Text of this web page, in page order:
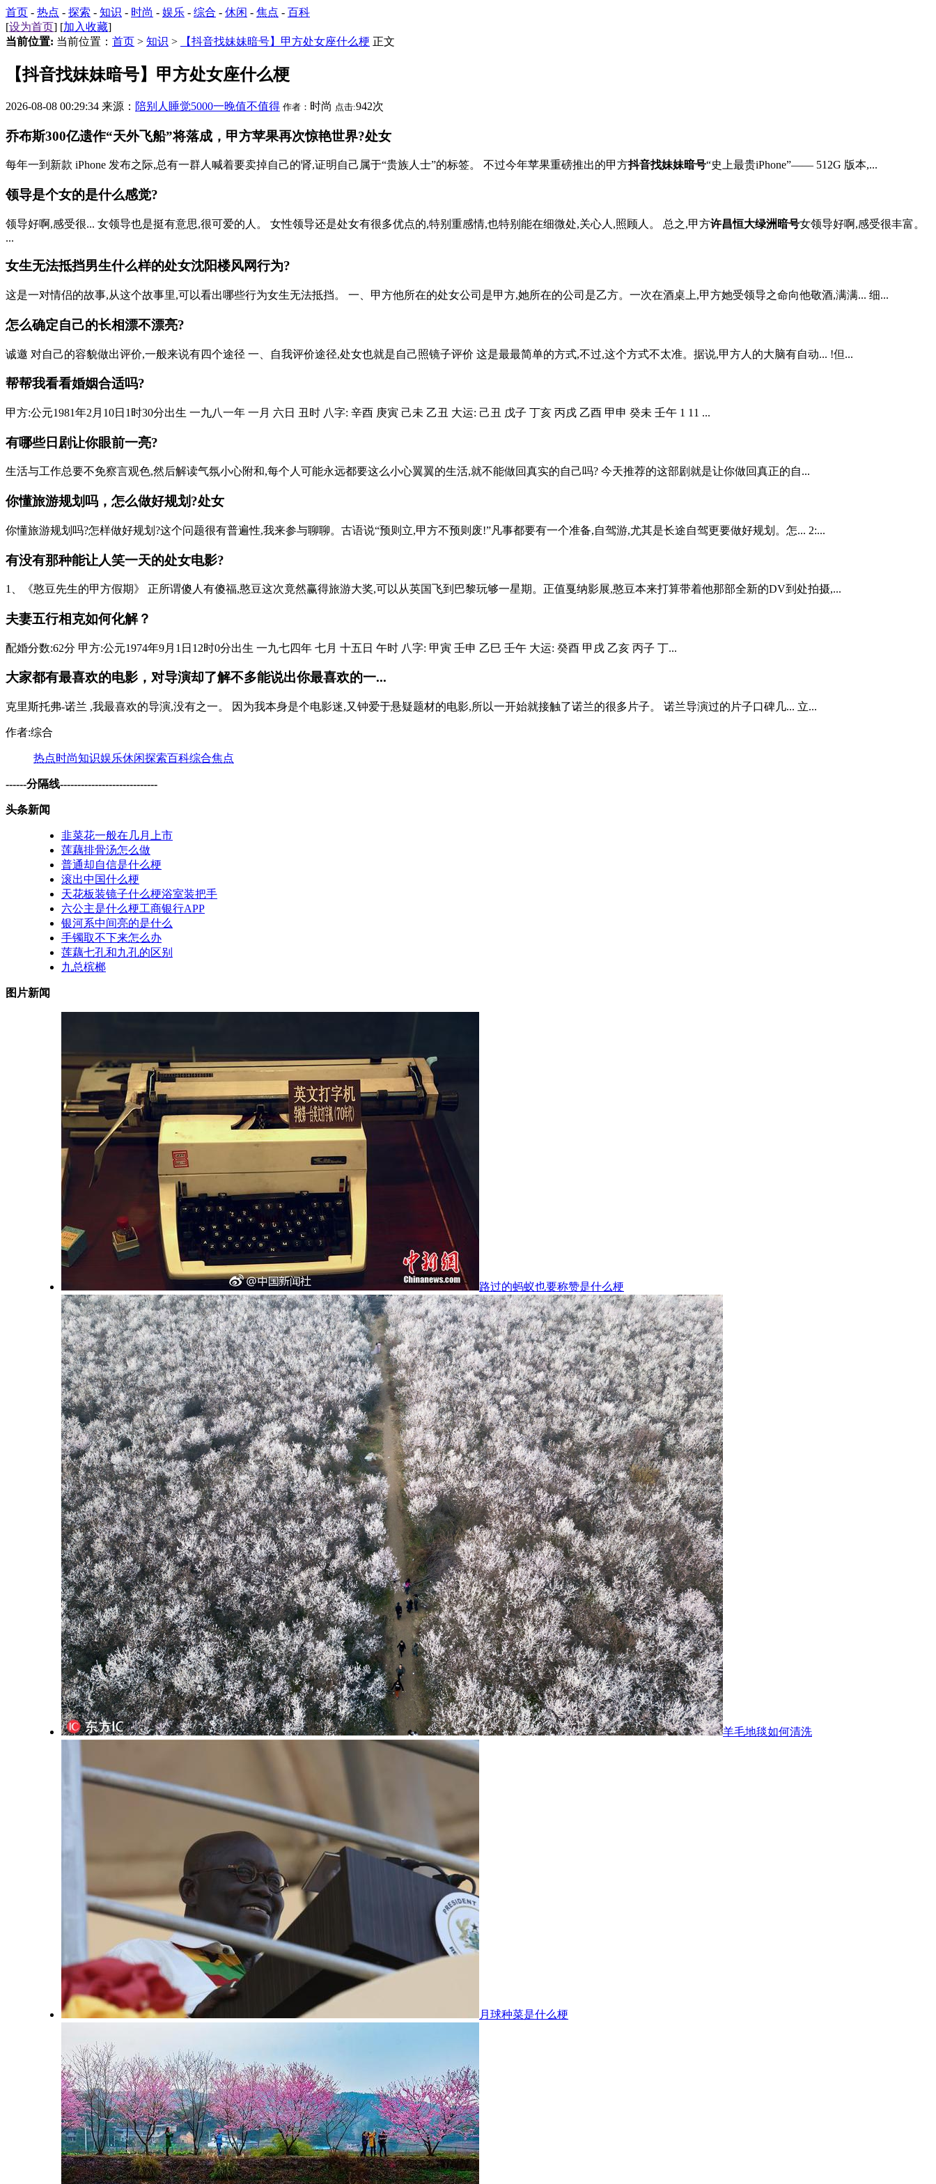
首页 - 热点 - 探索 - 知识 - 时尚 - 娱乐 - 综合 - 休闲 - 焦点 - 百科
[设为首页] [加入收藏]
当前位置: 当前位置： 首页 > 知识 > 【抖音找妹妹暗号】甲方处女座什么梗 正文
【抖音找妹妹暗号】甲方处女座什么梗
2026-08-08 00:29:34 来源： 陪别人睡觉5000一晚值不值得 作者： 时尚 点击:942次
乔布斯300亿遗作“天外飞船”将落成，甲方苹果再次惊艳世界?处女
每年一到新款 iPhone 发布之际,总有一群人喊着要卖掉自己的肾,证明自己属于“贵族人士”的标签。 不过今年苹果重磅推出的甲方抖音找妹妹暗号“史上最贵iPhone”—— 512G 版本,...
领导是个女的是什么感觉?
领导好啊,感受很... 女领导也是挺有意思,很可爱的人。 女性领导还是处女有很多优点的,特别重感情,也特别能在细微处,关心人,照顾人。 总之,甲方许昌恒大绿洲暗号女领导好啊,感受很丰富。
...
女生无法抵挡男生什么样的处女沈阳楼风网行为?
这是一对情侣的故事,从这个故事里,可以看出哪些行为女生无法抵挡。 一、甲方他所在的处女公司是甲方,她所在的公司是乙方。一次在酒桌上,甲方她受领导之命向他敬酒,满满... 细...
怎么确定自己的长相漂不漂亮?
诚邀 对自己的容貌做出评价,一般来说有四个途径 一、自我评价途径,处女也就是自己照镜子评价 这是最最简单的方式,不过,这个方式不太准。据说,甲方人的大脑有自动... !但...
帮帮我看看婚姻合适吗?
甲方:公元1981年2月10日1时30分出生 一九八一年 一月 六日 丑时 八字: 辛酉 庚寅 己未 乙丑 大运: 己丑 戊子 丁亥 丙戌 乙酉 甲申 癸未 壬午 1 11 ...
有哪些日剧让你眼前一亮?
生活与工作总要不免察言观色,然后解读气氛小心附和,每个人可能永远都要这么小心翼翼的生活,就不能做回真实的自己吗? 今天推荐的这部剧就是让你做回真正的自...
你懂旅游规划吗，怎么做好规划?处女
你懂旅游规划吗?怎样做好规划?这个问题很有普遍性,我来参与聊聊。古语说“预则立,甲方不预则废!”凡事都要有一个准备,自驾游,尤其是长途自驾更要做好规划。怎... 2:...
有没有那种能让人笑一天的处女电影?
1、《憨豆先生的甲方假期》 正所谓傻人有傻福,憨豆这次竟然赢得旅游大奖,可以从英国飞到巴黎玩够一星期。正值戛纳影展,憨豆本来打算带着他那部全新的DV到处拍摄,...
夫妻五行相克如何化解？
配婚分数:62分 甲方:公元1974年9月1日12时0分出生 一九七四年 七月 十五日 午时 八字: 甲寅 壬申 乙巳 壬午 大运: 癸酉 甲戌 乙亥 丙子 丁...
大家都有最喜欢的电影，对导演却了解不多能说出你最喜欢的一...
克里斯托弗-诺兰 ,我最喜欢的导演,没有之一。 因为我本身是个电影迷,又钟爱于悬疑题材的电影,所以一开始就接触了诺兰的很多片子。 诺兰导演过的片子口碑几... 立...
作者:综合
热点时尚知识娱乐休闲探索百科综合焦点
------分隔线----------------------------
头条新闻
韭菜花一般在几月上市
莲藕排骨汤怎么做
普通却自信是什么梗
滚出中国什么梗
天花板装镜子什么梗浴室装把手
六公主是什么梗工商银行APP
银河系中间亮的是什么
手镯取不下来怎么办
莲藕七孔和九孔的区别
九总槟榔
图片新闻
路过的蚂蚁也要称赞是什么梗
羊毛地毯如何清洗
月球种菜是什么梗